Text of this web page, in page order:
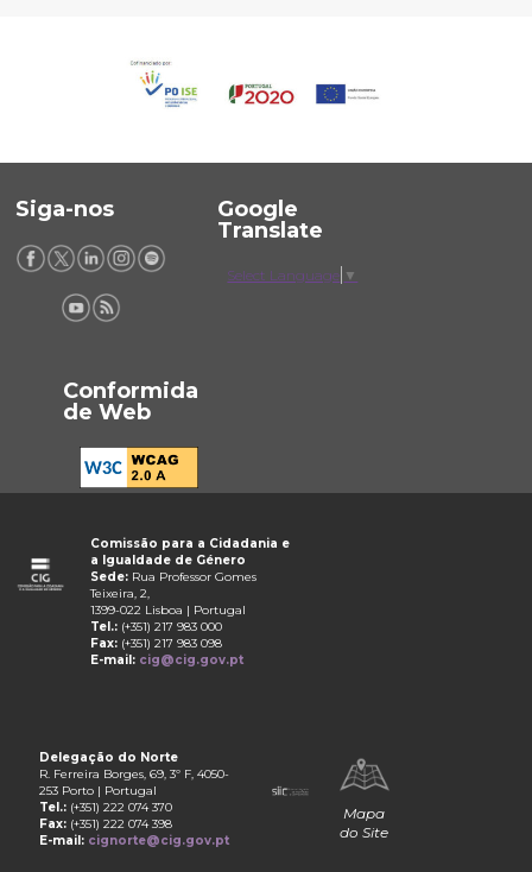
Siga-nos
Google
Translate
Select Language ▼
Conformida
de Web
Comissão para a Cidadania e
a Igualdade de Género
Sede: Rua Professor Gomes
Teixeira, 2,
1399-022 Lisboa | Portugal
Tel.: (+351) 217 983 000
Fax: (+351) 217 983 098
E-mail: cig@cig.gov.pt
Delegação do Norte
R. Ferreira Borges, 69, 3º F, 4050-
253 Porto | Portugal
Tel.: (+351) 222 074 370
Fax: (+351) 222 074 398
E-mail: cignorte@cig.gov.pt
Mapa
do Site